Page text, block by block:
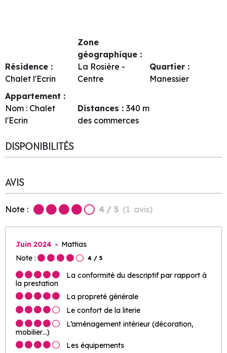
Résidence :
Chalet l'Ecrin
Zone
géographique :
La Rosière -
Centre
Quartier :
Manessier
Appartement :
Nom : Chalet
l'Ecrin
Distances : 340 m
des commerces
DISPONIBILITÉS
AVIS
Note : 4 / 5 (1 avis)
Juin 2024
Mattias
Note :
4 / 5
La conformité du descriptif par rapport à
la prestation
La propreté générale
Le confort de la literie
L’aménagement intérieur (décoration,
mobilier…)
Les équipements